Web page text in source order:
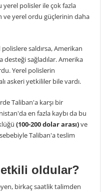
yerel polisler ile çok fazla
ve yerel ordu güçlerinin daha
saldırsa, Amerikan
sağladılar. Amerika
Yerel polislerin
askeri yetkililer bile vardı.
Taliban'a karşı bir
en fazla kaybı da bu
(100-200 dolar arası)ve
Taliban'a teslim
etkili oldular?
birkaç saatlik talimden